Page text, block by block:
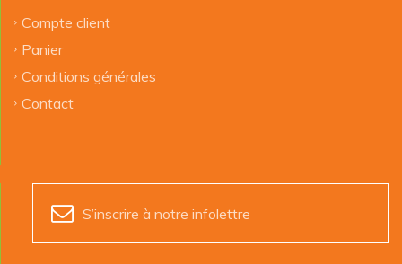
Compte client
Panier
Conditions générales
Contact
S’inscrire à notre infolettre